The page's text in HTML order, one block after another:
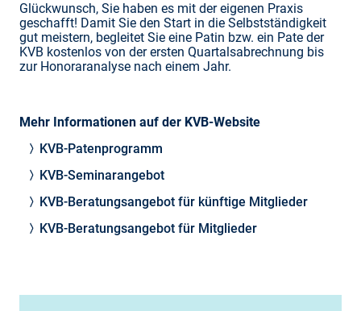
Glückwunsch, Sie haben es mit der eigenen Praxis
geschafft! Damit Sie den Start in die Selbstständigkeit
gut meistern, begleitet Sie eine Patin bzw. ein Pate der
KVB kostenlos von der ersten Quartalsabrechnung bis
zur Honoraranalyse nach einem Jahr.
Mehr Informationen auf der KVB-Website
KVB-Patenprogramm
KVB-Seminarangebot
KVB-Beratungsangebot für künftige Mitglieder
KVB-Beratungsangebot für Mitglieder